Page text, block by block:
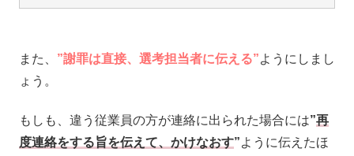
また、 ”謝罪は直接、選考担当者に伝える”ようにしまし
ょう。
もしも、違う従業員の方が連絡に出られた場合には”再
度連絡をする旨を伝えて、かけなおす”ように伝えたほ